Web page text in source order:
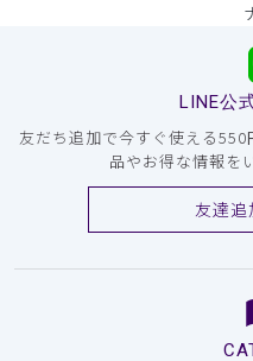
LINE公
友だち追加で今すぐ使える
品やお得な情報を
友達追